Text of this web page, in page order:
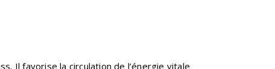
. Il favorise la circulation de l’énergie vitale